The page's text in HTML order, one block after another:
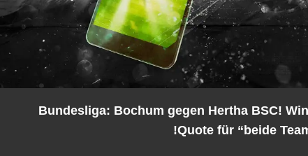
2. Bundesliga: Bochum gegen Hertha BSC!
Quote für “beide